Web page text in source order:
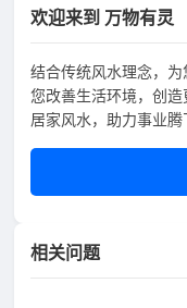
欢迎来到 万物有灵
结合传统风水理念，
您改善生活环境，创
居家风水，助力事业腾
相关问题